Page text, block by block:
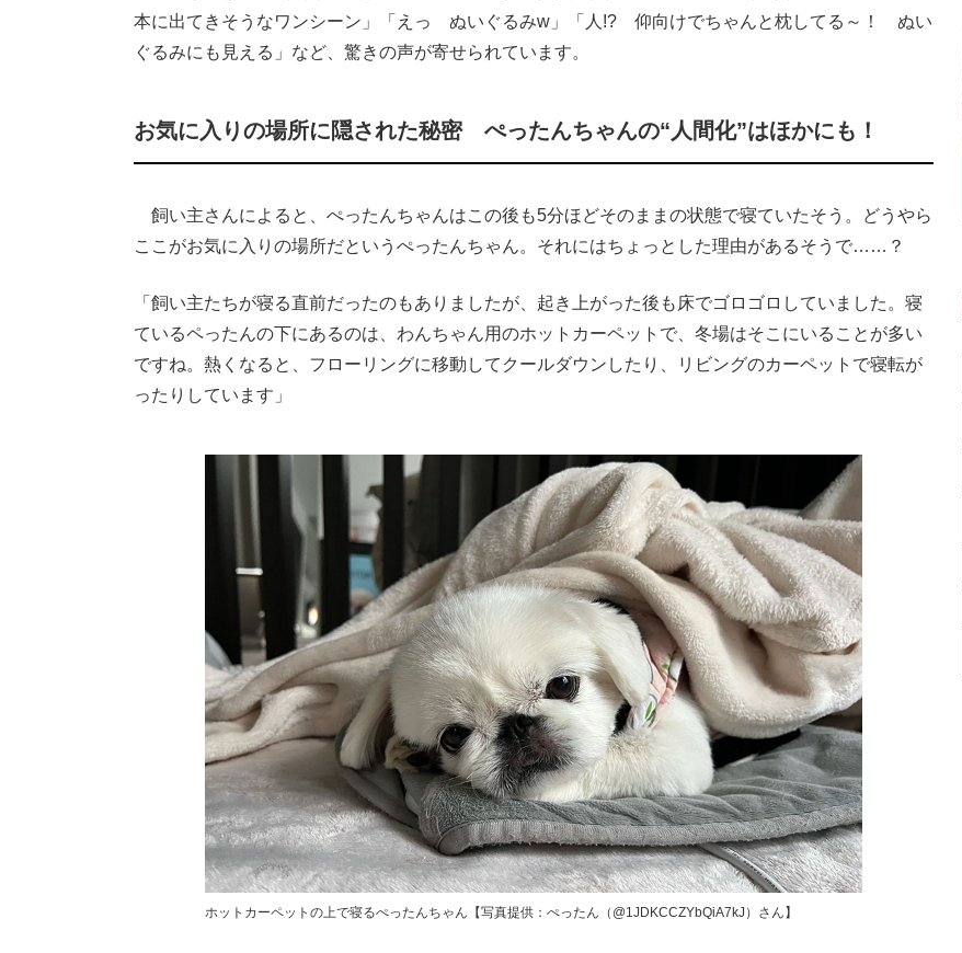
本に出てきそうなワンシーン」「えっ ぬいぐるみw」「人!? 仰向けでちゃんと枕してる～！ ぬい
ぐるみにも見える」など、驚きの声が寄せられています。
お気に入りの場所に隠された秘密 ぺったんちゃんの“人間化”はほかにも！
飼い主さんによると、ぺったんちゃんはこの後も5分ほどそのままの状態で寝ていたそう。どうやら
ここがお気に入りの場所だというぺったんちゃん。それにはちょっとした理由があるそうで……？
「飼い主たちが寝る直前だったのもありましたが、起き上がった後も床でゴロゴロしていました。寝
ているペったんの下にあるのは、わんちゃん用のホットカーペットで、冬場はそこにいることが多い
ですね。熱くなると、フローリングに移動してクールダウンしたり、リビングのカーペットで寝転が
ったりしています」
ホットカーペットの上で寝るぺったんちゃん【写真提供：ぺったん（@1JDKCCZYbQiA7kJ）さん】